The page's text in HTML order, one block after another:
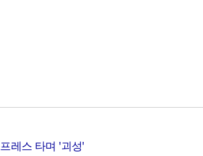
레스 타며 '괴성'